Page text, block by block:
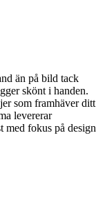
än på bild tack
skönt i handen.
som framhäver ditt
levererar
fokus på design